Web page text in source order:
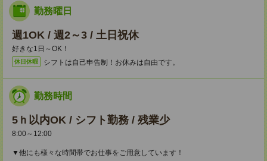
勤務曜日
週1OK / 週2～3 / 土日祝休
好きな1日～OK！
休日休暇 シフトは自己申告制！お休みは自由です。
勤務時間
5ｈ以内OK / シフト勤務 / 残業少
8:00～12:00
▼他にも様々な時間帯でお仕事をご用意しています！